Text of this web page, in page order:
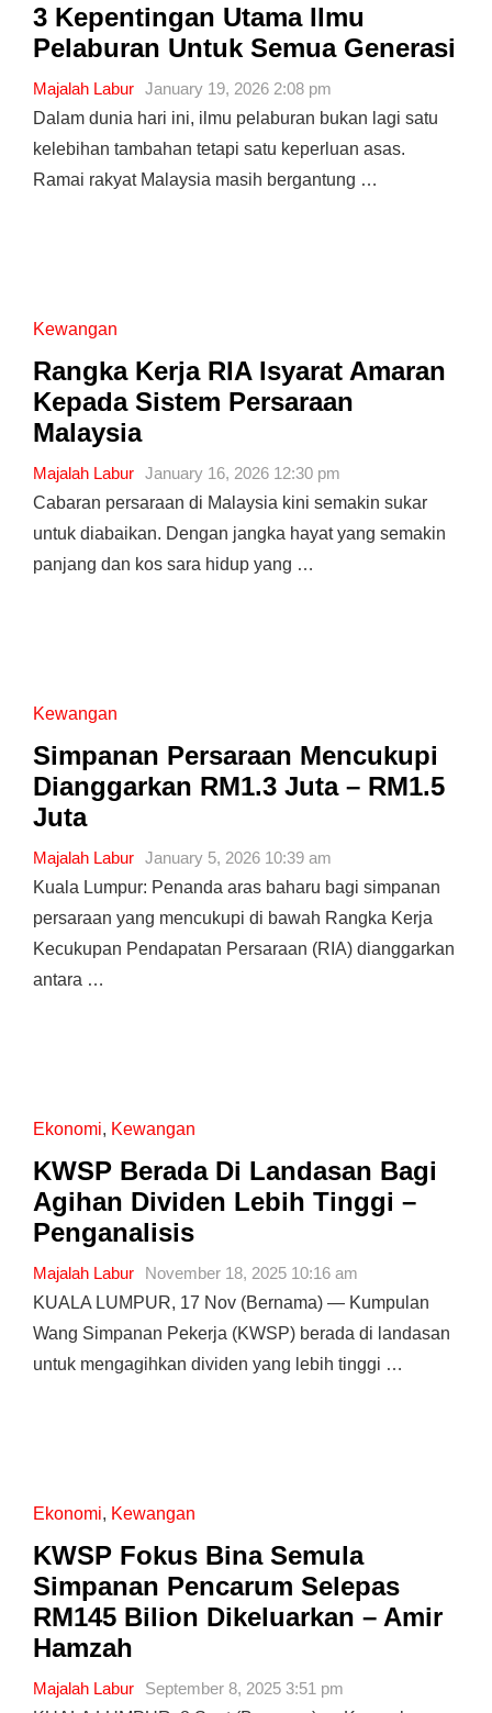
3 Kepentingan Utama Ilmu
Pelaburan Untuk Semua Generasi
Majalah Labur January 19, 2026 2:08 pm
Dalam dunia hari ini, ilmu pelaburan bukan lagi satu
kelebihan tambahan tetapi satu keperluan asas.
Ramai rakyat Malaysia masih bergantung …
Kewangan
Rangka Kerja RIA Isyarat Amaran
Kepada Sistem Persaraan
Malaysia
Majalah Labur January 16, 2026 12:30 pm
Cabaran persaraan di Malaysia kini semakin sukar
untuk diabaikan. Dengan jangka hayat yang semakin
panjang dan kos sara hidup yang …
Kewangan
Simpanan Persaraan Mencukupi
Dianggarkan RM1.3 Juta – RM1.5
Juta
Majalah Labur January 5, 2026 10:39 am
Kuala Lumpur: Penanda aras baharu bagi simpanan
persaraan yang mencukupi di bawah Rangka Kerja
Kecukupan Pendapatan Persaraan (RIA) dianggarkan
antara …
Ekonomi, Kewangan
KWSP Berada Di Landasan Bagi
Agihan Dividen Lebih Tinggi –
Penganalisis
Majalah Labur
November 18, 2025 10:16 am
KUALA LUMPUR, 17 Nov (Bernama) — Kumpulan
Wang Simpanan Pekerja (KWSP) berada di landasan
untuk mengagihkan dividen yang lebih tinggi …
Ekonomi, Kewangan
KWSP Fokus Bina Semula
Simpanan Pencarum Selepas
RM145 Bilion Dikeluarkan – Amir
Hamzah
Majalah Labur
September 8, 2025 3:51 pm